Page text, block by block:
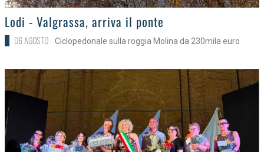
>Lodi - Valgrassa, arriva il ponte
06 AGOSTO Ciclopedonale sulla roggia Molina da 230mila euro